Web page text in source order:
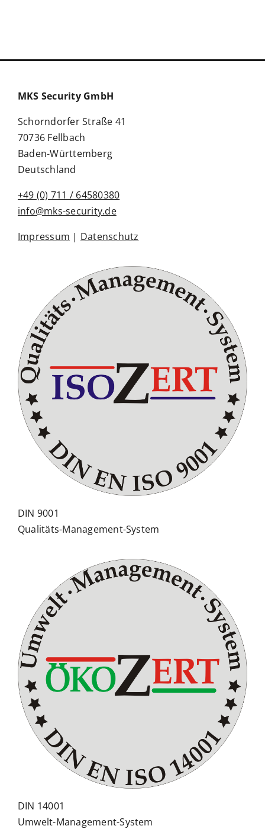
MKS Security GmbH
Schorndorfer Straße 41
70736 Fellbach
Baden-Württemberg
Deutschland
+49 (0) 711 / 64580380
info@mks-security.de
Impressum | Datenschutz
DIN 9001
Qualitäts-Management-System
DIN 14001
Umwelt-Management-System